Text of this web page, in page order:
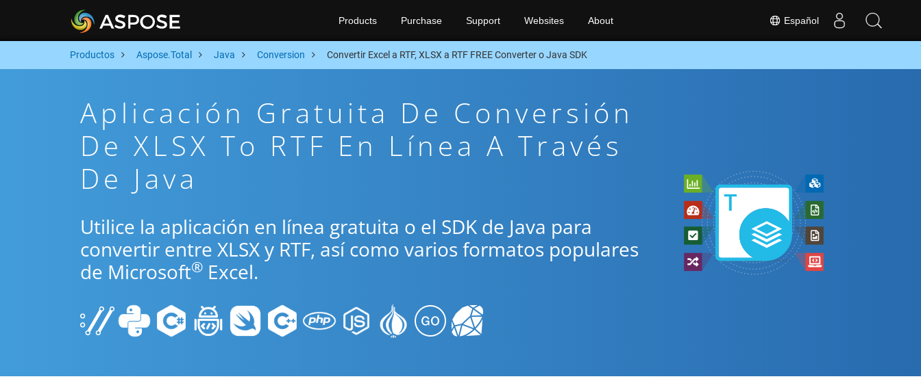
Español
Products Purchase Support Websites About
Productos Aspose.Total Java Conversion Convertir Excel a RTF, XLSX a RTF FREE Converter o Java SDK
Aplicación Gratuita De Conversión
De XLSX To RTF En Línea A Través
De Java
Utilice la aplicación en línea gratuita o el SDK de Java para
convertir entre XLSX y RTF, así como varios formatos populares
de Microsoft® Excel.